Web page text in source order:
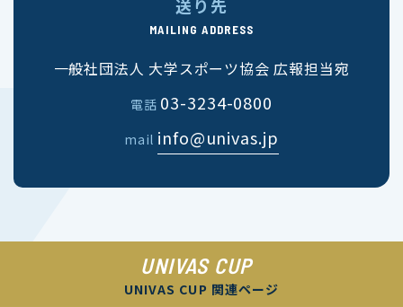
送り先
MAILING ADDRESS
一般社団法人 大学スポーツ協会 広報担当宛
電話 03-3234-0800
mail info@univas.jp
UNIVAS CUP
UNIVAS CUP 関連ページ